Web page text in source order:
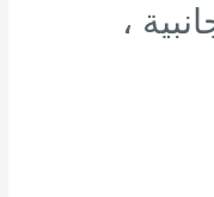
،